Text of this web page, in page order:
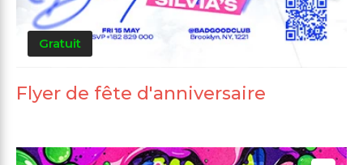
Gratuit
Flyer de fête d'anniversaire